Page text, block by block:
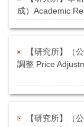
成）Academic
【研究所】（
調整 Price
【研究所】（